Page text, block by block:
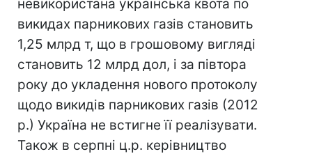
невикористана українська квота по
викидах парникових газів становить
1,25 млрд т, що в грошовому вигляді
становить 12 млрд дол, і за півтора
року до укладення нового протоколу
щодо викидів парникових газів (2012
р.) Україна не встигне її реалізувати.
Також в серпні ц.р. керівництво